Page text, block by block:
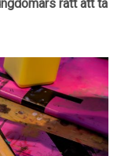
rätt att ta